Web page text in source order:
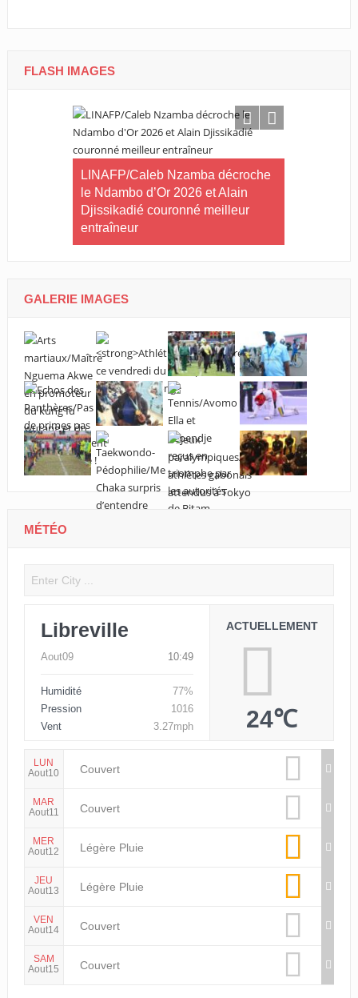
FLASH IMAGES
LINAFP/Caleb Nzamba décroche
le Ndambo d’Or 2026 et Alain
Djissikadié couronné meilleur
entraîneur
GALERIE IMAGES
MÉTÉO
Libreville
Aout09 10:49
Humidité
77%
Pression
1016
Vent
3.27mph
ACTUELLEMENT
24℃
LUN
Aout10
Couvert
MAR
Aout11
Couvert
MER
Aout12
Légère Pluie
JEU
Aout13
Légère Pluie
VEN
Aout14
Couvert
SAM
Aout15
Couvert